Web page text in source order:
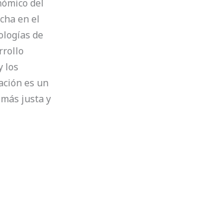
del
en el
de
los
es un
justa y